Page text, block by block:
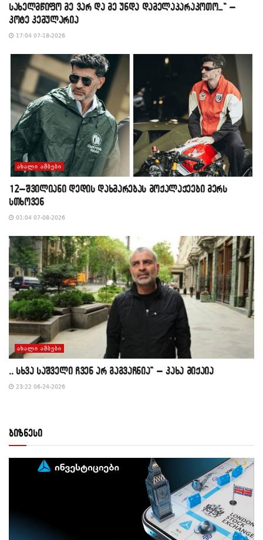
სახელმწიფო მე ვარ და მე უნდა დამელაპარაკოთო…“ –
კოტე კემულარია
17:04 07-18-2026
ᲐᲮᲐᲚᲘ ᲐᲛᲑᲔᲑᲘ
12–შვილიანი დედის დახმარებას მოქალაქეები მერს
სთხოვენ
01:04 07-08-2026
ᲐᲮᲐᲚᲘ ᲐᲛᲑᲔᲑᲘ
,, სხვა საშველი ჩვენ არ გაგვაჩნია” – კახა მიქაია
23:22 06-24-2026
ბიზნესი